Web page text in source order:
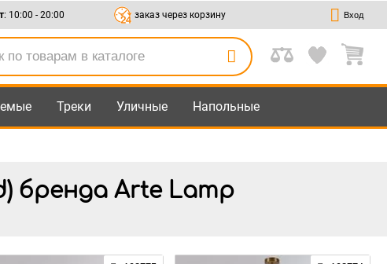
: 10:00 - 20:00 заказ через корзину Вход
Треки Уличные Напольные
бренда Arte Lamp